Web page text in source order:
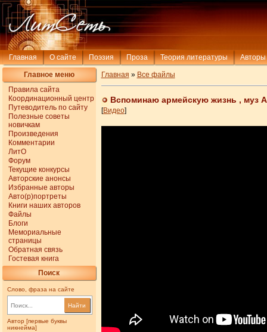
Главная О сайте Поэзия Проза Теория литературы Авторы
Главное меню
Правила сайта
Координационный центр
Путеводитель по сайту
Полезные советы
новичкам
Произведения
Комментарии
ЛитО
Форум
Текущие конкурсы
Авторские анонсы
Избранные авторы
Авто(р)портреты
Книги наших авторов
Файлы
Блоги
Мемориальные
страницы
Обратная связь
Гостевая книга
Поиск
Слово, фраза на сайте
Найти
Автор [первые буквы
никнейма]
Главная » Все файлы
Вспоминаю армейскую жизнь , муз
[Видео]